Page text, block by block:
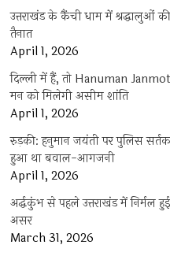
उत्तराखंड के कैंची धाम में श्रद्धालुओं
तैनात
April 1, 2026
दिल्ली में हैं, तो Hanuman
मन को मिलेगी असीम शांति
April 1, 2026
रुड़की: हनुमान जयंती पर पुलिस
हुआ था बवाल-आगजनी
April 1, 2026
अर्द्धकुंभ से पहले उत्तराखंड में निर्मल
असर
March 31, 2026